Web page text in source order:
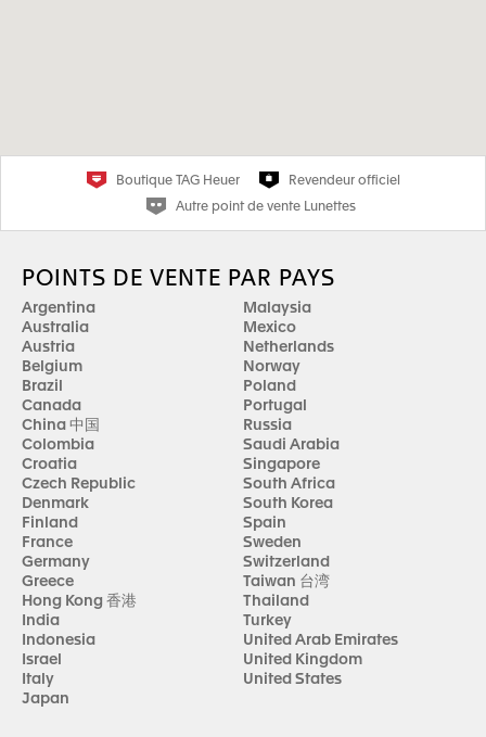
Boutique TAG Heuer
Revendeur officiel
Autre point de vente Lunettes
POINTS DE VENTE PAR PAYS
Argentina
Australia
Austria
Belgium
Brazil
Canada
China 中国
Colombia
Croatia
Czech Republic
Denmark
Finland
France
Germany
Greece
Hong Kong 香港
India
Indonesia
Israel
Italy
Japan
Malaysia
Mexico
Netherlands
Norway
Poland
Portugal
Russia
Saudi Arabia
Singapore
South Africa
South Korea
Spain
Sweden
Switzerland
Taiwan 台湾
Thailand
Turkey
United Arab Emirates
United Kingdom
United States